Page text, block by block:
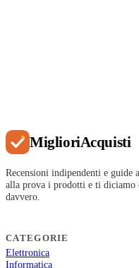
MiglioriAcquisti
Recensioni indipendenti e guide
alla prova i prodotti e ti diciamo
davvero.
CATEGORIE
Elettronica
Informatica